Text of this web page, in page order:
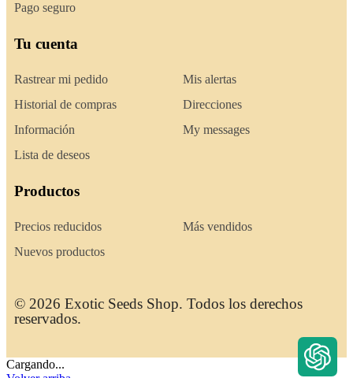
Pago seguro
Tu cuenta
Rastrear mi pedido
Historial de compras
Información
Lista de deseos
Mis alertas
Direcciones
My messages
Productos
Precios reducidos
Nuevos productos
Más vendidos
© 2026 Exotic Seeds Shop. Todos los derechos
reservados.
Cargando...